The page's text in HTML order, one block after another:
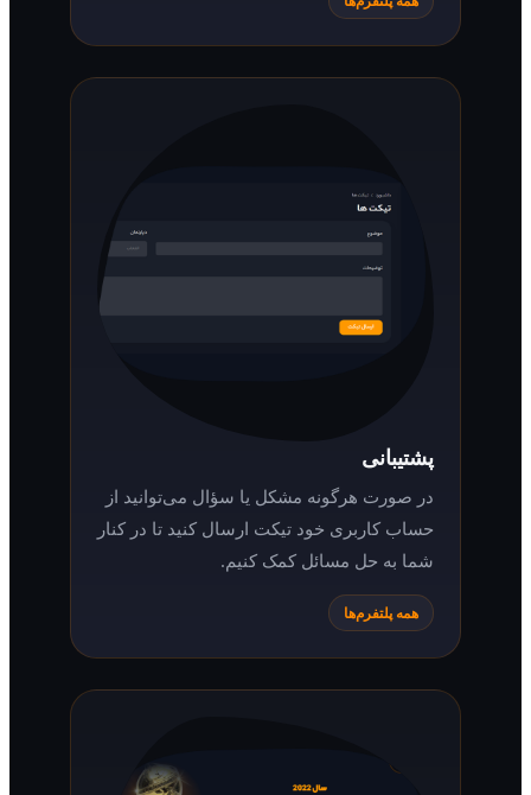
در صورت هرگونه مشکل یا سؤال می‌توانید از
حساب کاربری خود تیکت ارسال کنید تا در کنار
شما به حل مسائل کمک کنیم.
همه پلتفرم‌ها